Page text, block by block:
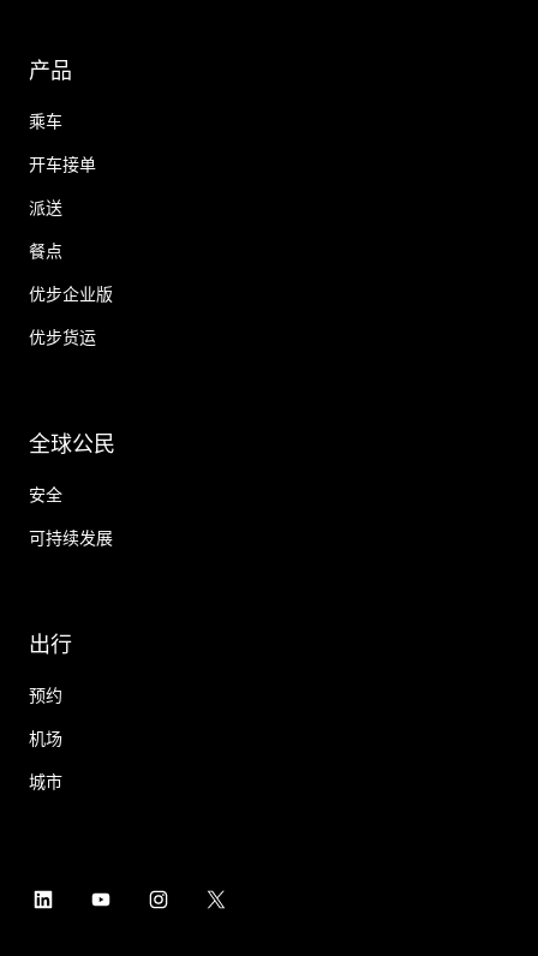
产品
乘车
开车接单
派送
餐点
优步企业版
优步货运
全球公民
安全
可持续发展
出行
预约
机场
城市